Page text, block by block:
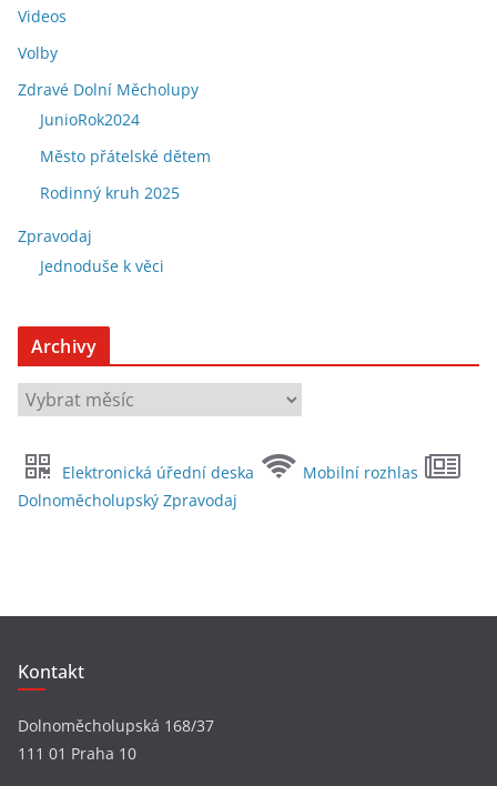
Videos
Volby
Zdravé Dolní Měcholupy
JunioRok2024
Město přátelské dětem
Rodinný kruh 2025
Zpravodaj
Jednoduše k věci
Archivy
A
r
h
i
Elektronická úřední deska
Mobilní rozhlas
Dolnoměcholupský Zpravodaj
Kontakt
Dolnoměcholupská 168/37
111 01 Praha 10